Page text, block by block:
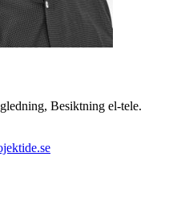
Besiktning el-tele.